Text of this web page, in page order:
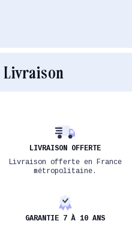
Livraison
LIVRAISON OFFERTE
Livraison offerte en France
métropolitaine.
GARANTIE 7 À 10 ANS